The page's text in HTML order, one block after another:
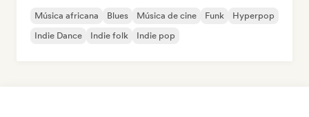
Música africana Blues Música de cine Funk
Hyperpop
Indie Dance
Indie folk Indie pop